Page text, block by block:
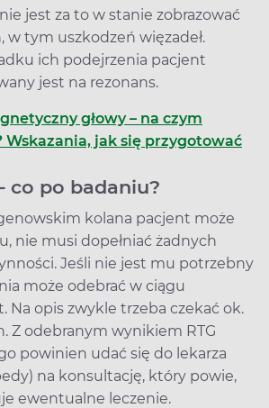
jest za to w stanie zobrazować
tym uszkodzeń więzadeł.
ich podejrzenia pacjent
jest na rezonans.
głowy – na czym
Wskazania, jak się przygotować
co po badaniu?
kolana pacjent może
nie musi dopełniać żadnych
Jeśli nie jest mu potrzebny
może odebrać w ciągu
Na opis zwykle trzeba czekać ok.
Z odebranym wynikiem RTG
powinien udać się do lekarza
na konsultację, który powie,
ewentualne leczenie.